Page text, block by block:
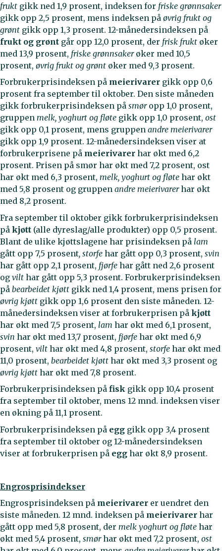
frukt gikk ned 1,9 prosent, indeksen for friske grønnsaker
gikk opp 2,5 prosent, mens indeksen på øvrig frukt og
grønt gikk opp 1,3 prosent. 12-månedersindeksen på
frukt og grønt går opp 12,0 prosent, der frisk frukt øker
med 13,9 prosent, friske grønnsakerøker med 10,5
prosent, øvrig frukt og grønt øker med 9,3 prosent.
Forbrukerprisindeksen på meierivarer gikk opp 0,6
prosent fra september til oktober. Den siste måneden
gikk forbrukerprisindeksen på smøropp 1,0 prosent,
gruppen melk, yoghurt og fløte gikk opp 1,0 prosent, ost
gikk opp 0,1 prosent, mens gruppen andre meierivarer
gikk opp 1,9 prosent. 12-månedersindeksen viser at
forbrukerprisene på meierivarer har økt med 6,2
prosent. Prisen på smør har økt med 7,2 prosent, ost
har økt med 6,3 prosent, melk, yoghurt og fløte har økt
med 5,8 prosent og gruppen andre meierivarerhar økt
med 8,2 prosent.
Fra september til oktober gikk forbrukerprisindeksen
på kjøtt (alle dyreslag/alle produkter) opp 0,5 prosent.
Blant de ulike kjøttslagene har prisindeksen på lam
gått opp 7,5 prosent, storfe har gått opp 0,3 prosent, svin
har gått opp 2,1 prosent, fjørfe har gått ned 2,6 prosent
og vilt har gått opp 5,3 prosent. Forbrukerprisindeksen
på bearbeidet kjøtt gikk ned 1,4 prosent, mens prisen for
øvrig kjøtt gikk opp 1,6 prosent den siste måneden. 12-
månedersindeksen viser at forbrukerprisen på kjøtt
har økt med 7,5 prosent, lam har økt med 6,1 prosent,
svin har økt med 13,7 prosent, fjørfe har økt med 6,9
prosent, vilt har økt med 4,8 prosent, storfe har økt med
11,0 prosent, bearbeidet kjøtt har økt med 3,3 prosent og
øvrig kjøtt har økt med 7,8 prosent.
Forbrukerprisindeksen på fisk gikk opp 10,4 prosent
fra september til oktober, mens 12 mnd. indeksen viser
en økning på 11,1 prosent.
Forbrukerprisindeksen på egg gikk opp 3,4 prosent
fra september til oktober og 12-månedersindeksen
viser at forbrukerprisen på egg har økt 8,9 prosent.
Engrosprisindekser
Engrosprisindeksen på meierivarer er uendret den
siste måneden. 12 mnd. indeksen på meierivarer har
gått opp med 5,8 prosent, der melk yoghurt og fløte har
økt med 5,4 prosent, smørhar økt med 7,2 prosent, ost